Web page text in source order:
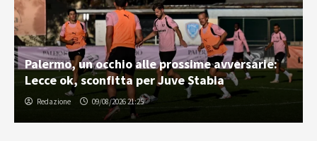
Palermo, un occhio alle prossime avversarie:
Lecce ok, sconfitta per Juve Stabia
Redazione 09/08/2026 21:25